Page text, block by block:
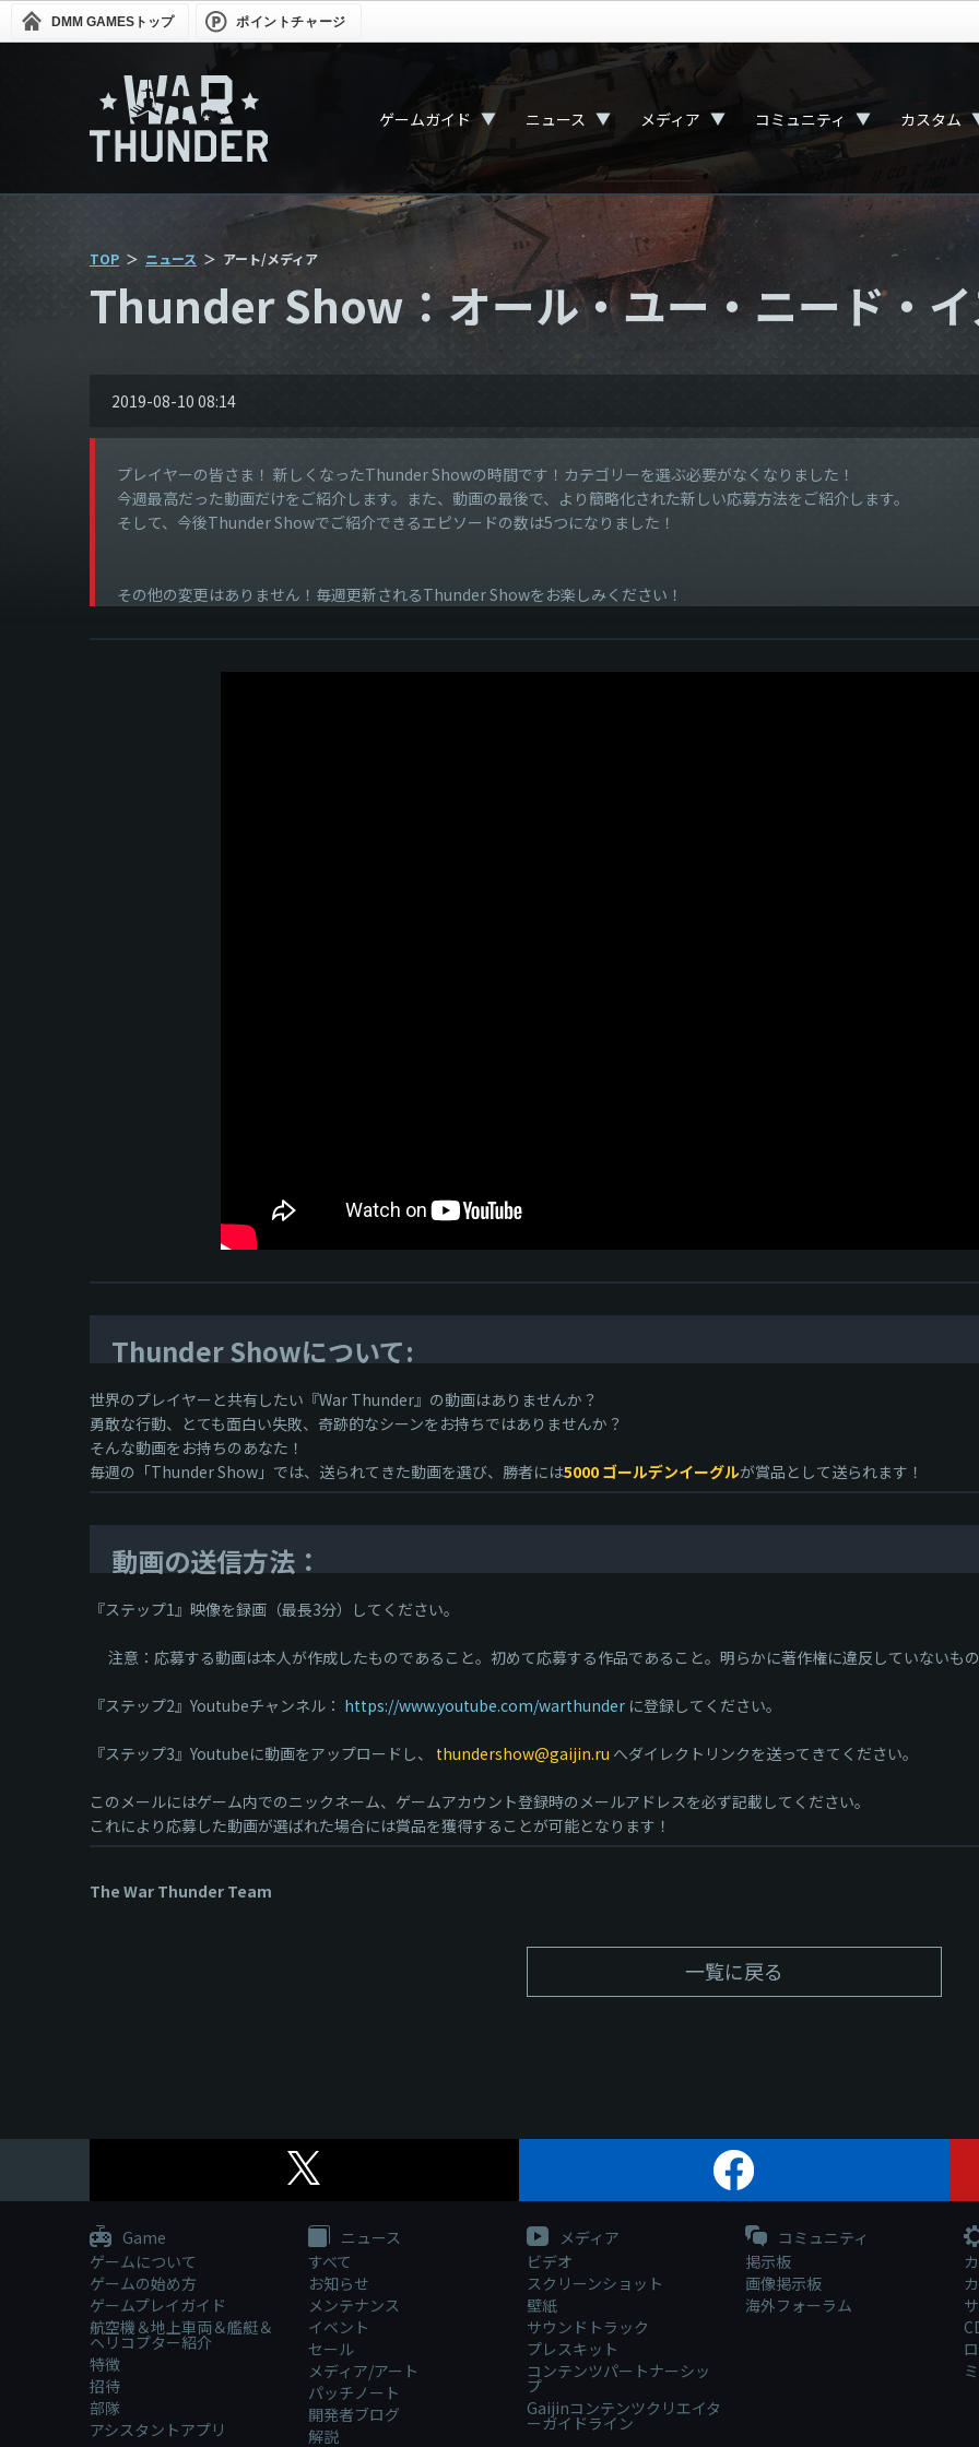
DMM GAMES トップ ポイントチャージ
ゲームガイド ▼ ニュース ▼ メディア ▼ コミュニティ ▼ カスタム
TOP ニュース アート/メディア
Thunder Show：オール・ユー・ニード・
2019-08-10 08:14
プレイヤーの皆さま！ 新しくなったThunder Showの時間です！カテゴリーを選ぶ必要がなくなりました！
今週最高だった動画だけをご紹介します。また、動画の最後で、より簡略化された新しい応募方法をご紹介します。
そして、今後Thunder Showでご紹介できるエピソードの数は5つになりました！
その他の変更はありません！毎週更新されるThunder Showをお楽しみください！
Thunder Showについて:
世界のプレイヤーと共有したい『War Thunder』の動画はありませんか？
勇敢な行動、とても面白い失敗、奇跡的なシーンをお持ちではありませんか？
そんな動画をお持ちのあなた！
毎週の「Thunder Show」では、送られてきた動画を選び、勝者には5000 ゴールデンイーグルが賞品として送られます！
動画の送信方法：
『ステップ1』映像を録画（最長3分）してください。
注意：応募する動画は本人が作成したものであること。初めて応募する作品であること。明らかに著作権に違反していないも
『ステップ2』Youtubeチャンネル： https://www.youtube.com/warthunder に登録してください。
『ステップ3』Youtubeに動画をアップロードし、 thundershow@gaijin.ru へダイレクトリンクを送ってきてください。
このメールにはゲーム内でのニックネーム、ゲームアカウント登録時のメールアドレスを必ず記載してください。
これにより応募した動画が選ばれた場合には賞品を獲得することが可能となります！
The War Thunder Team
一覧に戻る
Game
ゲームについて
ゲームの始め方
ゲームプレイガイド
航空機＆地上車両＆艦艇＆
ヘリコプター紹介
特徴
招待
部隊
アシスタントアプリ
ニュース
すべて
お知らせ
メンテナンス
イベント
セール
メディア/アート
パッチノート
開発者ブログ
解説
メディア
ビデオ
スクリーンショット
壁紙
サウンドトラック
プレスキット
コンテンツパートナーシッ
プ
Gaijinコンテンツクリエイタ
ーガイドライン
コミュニティ
掲示板
画像掲示板
海外フォーラム